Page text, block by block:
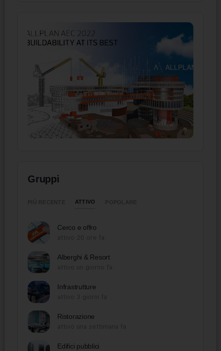
Gruppi
ATTIVO
Cerco e offro
Alberghi & Resort
Infrastrutture
Ristorazione
Edifici pubblici